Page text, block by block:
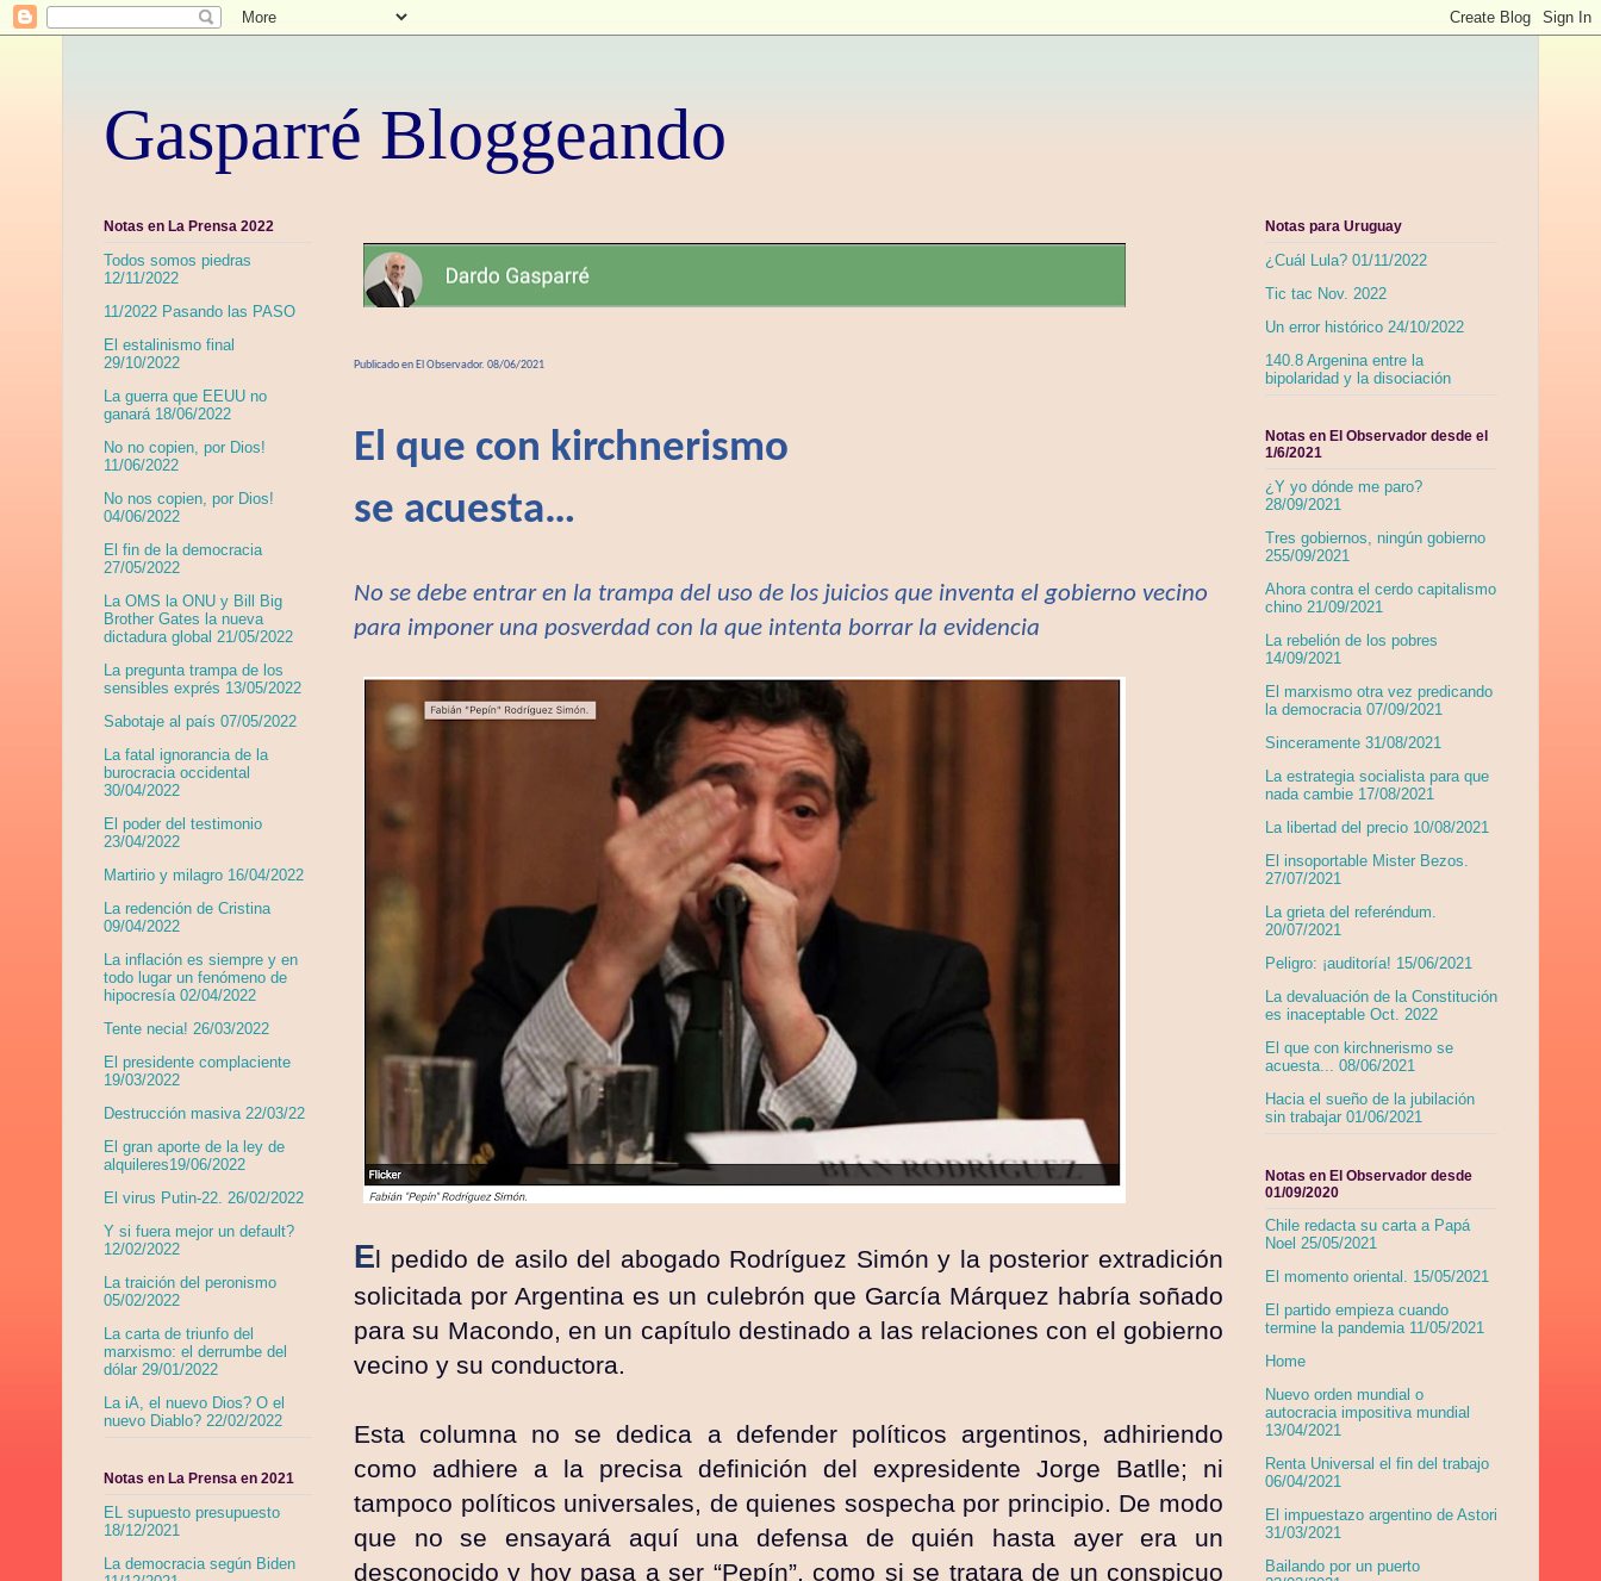
Gasparré Bloggeando
Publicado en El Observador. 08/06/2021
El que con kirchnerismo
se acuesta…
No se debe entrar en la trampa del uso de los juicios que inventa el gobierno vecino
para imponer una posverdad con la que intenta borrar la evidencia
El pedido de asilo del abogado Rodríguez Simón y la posterior extradición
solicitada por Argentina es un culebrón que García Márquez habría soñado
para su Macondo, en un capítulo destinado a las relaciones con el gobierno
vecino y su conductora.
Esta columna no se dedica a defender políticos argentinos, adhiriendo
como adhiere a la precisa definición del expresidente Jorge Batlle; ni
tampoco políticos universales, de quienes sospecha por principio. De modo
que no se ensayará aquí una defensa de quién hasta ayer era un
desconocido y hoy pasa a ser “Pepín”, como si se tratara de un conspicuo
Notas en La Prensa 2022
Todos somos piedras
12/11/2022
11/2022 Pasando las PASO
El estalinismo final
29/10/2022
La guerra que EEUU no
ganará 18/06/2022
No no copien, por Dios!
11/06/2022
No nos copien, por Dios!
04/06/2022
El fin de la democracia
27/05/2022
La OMS la ONU y Bill Big
Brother Gates la nueva
dictadura global 21/05/2022
La pregunta trampa de los
sensibles exprés 13/05/2022
Sabotaje al país 07/05/2022
La fatal ignorancia de la
burocracia occidental
30/04/2022
El poder del testimonio
23/04/2022
Martirio y milagro 16/04/2022
La redención de Cristina
09/04/2022
La inflación es siempre y en
todo lugar un fenómeno de
hipocresía 02/04/2022
Tente necia! 26/03/2022
El presidente complaciente
19/03/2022
Destrucción masiva 22/03/22
El gran aporte de la ley de
alquileres19/06/2022
El virus Putin-22. 26/02/2022
Y si fuera mejor un default?
12/02/2022
La traición del peronismo
05/02/2022
La carta de triunfo del
marxismo: el derrumbe del
dólar 29/01/2022
La iA, el nuevo Dios? O el
nuevo Diablo? 22/02/2022
Notas en La Prensa en 2021
EL supuesto presupuesto
18/12/2021
La democracia según Biden
Notas para Uruguay
¿Cuál Lula? 01/11/2022
Tic tac Nov. 2022
Un error histórico 24/10/2022
140.8 Argenina entre la
bipolaridad y la disociación
Notas en El Observador desde el
1/6/2021
¿Y yo dónde me paro?
28/09/2021
Tres gobiernos, ningún gobierno
255/09/2021
Ahora contra el cerdo capitalismo
chino 21/09/2021
La rebelión de los pobres
14/09/2021
El marxismo otra vez predicando
la democracia 07/09/2021
Sinceramente 31/08/2021
La estrategia socialista para que
nada cambie 17/08/2021
La libertad del precio 10/08/2021
El insoportable Mister Bezos.
27/07/2021
La grieta del referéndum.
20/07/2021
Peligro: ¡auditoría! 15/06/2021
La devaluación de la Constitución
es inaceptable Oct. 2022
El que con kirchnerismo se
acuesta... 08/06/2021
Hacia el sueño de la jubilación
sin trabajar 01/06/2021
Notas en El Observador desde
01/09/2020
Chile redacta su carta a Papá
Noel 25/05/2021
El momento oriental. 15/05/2021
El partido empieza cuando
termine la pandemia 11/05/2021
Home
Nuevo orden mundial o
autocracia impositiva mundial
13/04/2021
Renta Universal el fin del trabajo
06/04/2021
El impuestazo argentino de Astori
31/03/2021
Bailando por un puerto